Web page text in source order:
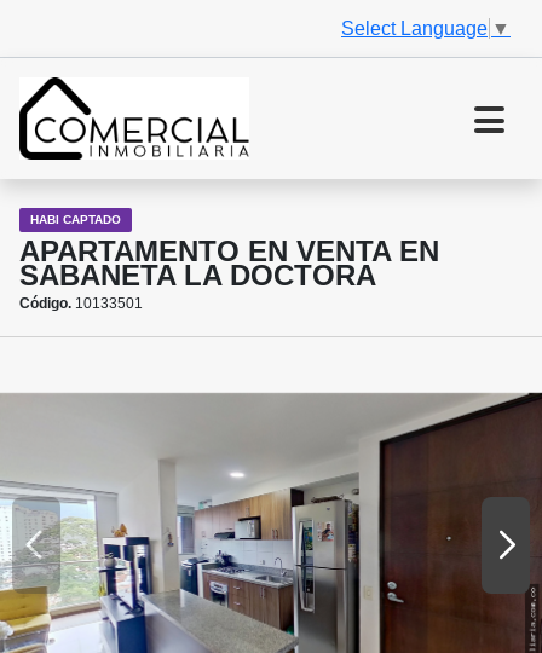
Select Language ▼
HABI CAPTADO
APARTAMENTO EN VENTA EN
SABANETA LA DOCTORA
Código. 10133501